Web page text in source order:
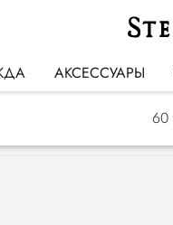
АКСЕССУАРЫ
60